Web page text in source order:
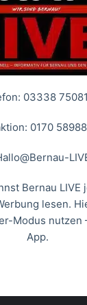
03338
0170
Bernau LIVE
lesen.
Modus nutzen
App.